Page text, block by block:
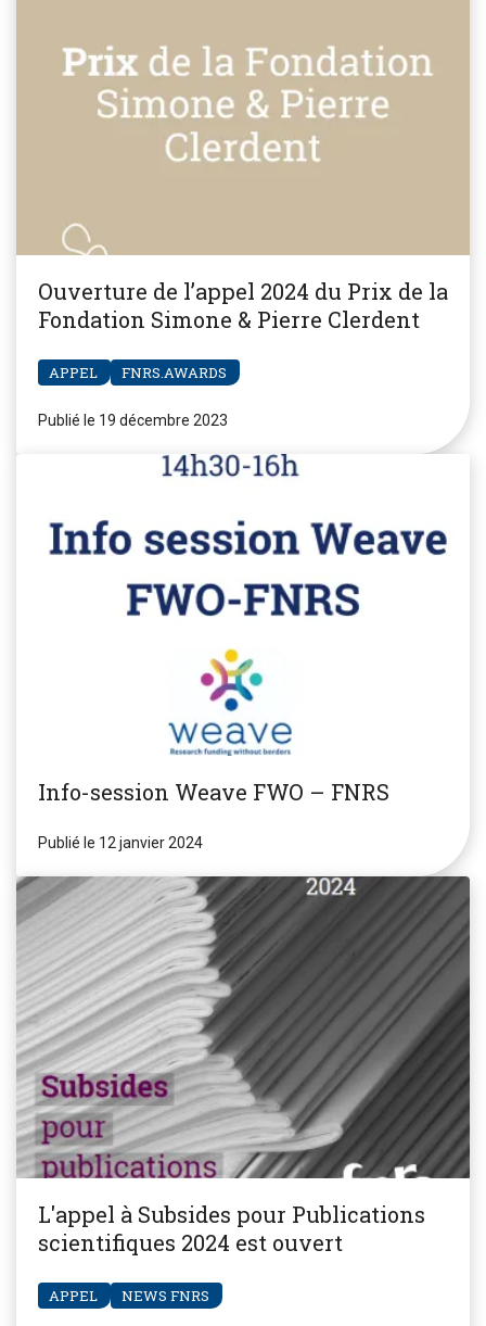
Ouverture de l’appel 2024 du Prix de la
Fondation Simone & Pierre Clerdent
APPEL FNRS.AWARDS
Publié le 19 décembre 2023
Info-session Weave FWO – FNRS
Publié le 12 janvier 2024
L'appel à Subsides pour Publications
scientifiques 2024 est ouvert
APPEL NEWS FNRS